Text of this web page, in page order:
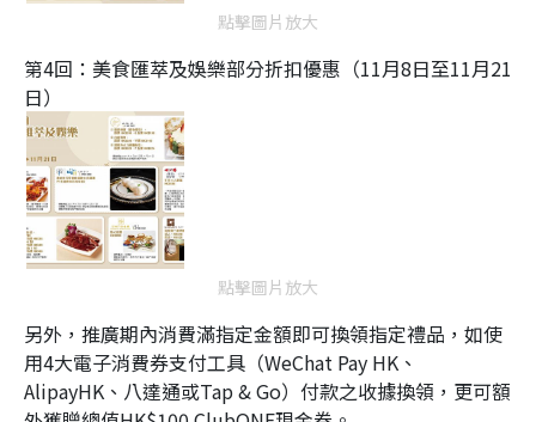
點擊圖片放大
第4回：美食匯萃及娛樂部分折扣優惠（11月8日至11月21
日）
點擊圖片放大
另外，推廣期內消費滿指定金額即可換領指定禮品，如使
用4大電子消費券支付工具（WeChat Pay HK、
AlipayHK、八達通或Tap & Go）付款之收據換領，更可額